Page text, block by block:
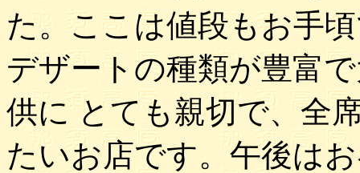
た。ここは値段もお手
デザートの種類が豊富
供に とても親切で、全
たいお店です。午後は